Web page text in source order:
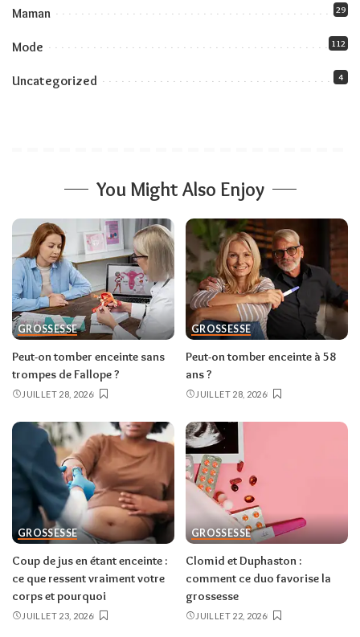
Maman 29
Mode 112
Uncategorized 4
You Might Also Enjoy
GROSSESSE
Peut-on tomber enceinte sans
trompes de Fallope ?
JUILLET 28, 2026
GROSSESSE
Peut-on tomber enceinte à 58
ans ?
JUILLET 28, 2026
GROSSESSE
Coup de jus en étant enceinte :
ce que ressent vraiment votre
corps et pourquoi
JUILLET 23, 2026
GROSSESSE
Clomid et Duphaston :
comment ce duo favorise la
grossesse
JUILLET 22, 2026